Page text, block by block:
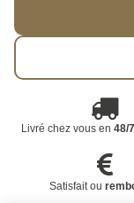
Livré chez vous en 48/
Satisfait ou